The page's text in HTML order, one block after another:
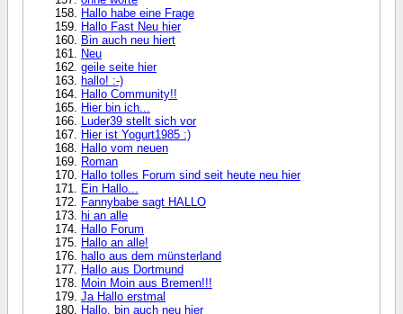
Hallo habe eine Frage
Hallo Fast Neu hier
Bin auch neu hiert
Neu
geile seite hier
hallo! :-)
Hallo Community!!
Hier bin ich...
Luder39 stellt sich vor
Hier ist Yogurt1985 :)
Hallo vom neuen
Roman
Hallo tolles Forum sind seit heute neu hier
Ein Hallo...
Fannybabe sagt HALLO
hi an alle
Hallo Forum
Hallo an alle!
hallo aus dem münsterland
Hallo aus Dortmund
Moin Moin aus Bremen!!!
Ja Hallo erstmal
Hallo, bin auch neu hier